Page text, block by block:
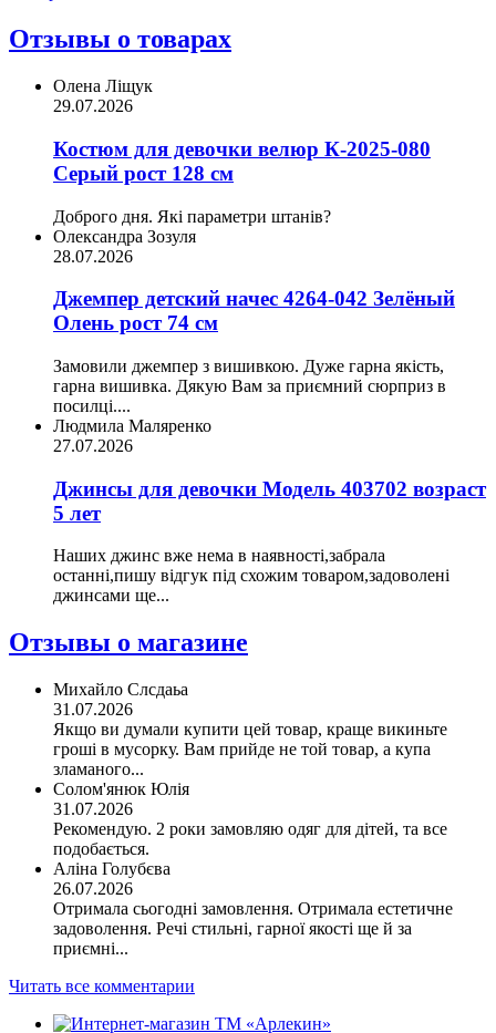
Отзывы о товарах
Олена Ліщук
29.07.2026
Костюм для девочки велюр К-2025-080
Серый рост 128 см
Доброго дня. Які параметри штанів?
Олександра Зозуля
28.07.2026
Джемпер детский начес 4264-042 Зелёный
Олень рост 74 см
Замовили джемпер з вишивкою. Дуже гарна якість,
гарна вишивка. Дякую Вам за приємний сюрприз в
посилці....
Людмила Маляренко
27.07.2026
Джинсы для девочки Модель 403702 возраст
5 лет
Наших джинс вже нема в наявності,забрала
останні,пишу відгук під схожим товаром,задоволені
джинсами ще...
Отзывы о магазине
Михайло Слсдаьа
31.07.2026
Якщо ви думали купити цей товар, краще викиньте
гроші в мусорку. Вам прийде не той товар, а купа
зламаного...
Солом'янюк Юлія
31.07.2026
Рекомендую. 2 роки замовляю одяг для дітей, та все
подобається.
Аліна Голубєва
26.07.2026
Отримала сьогодні замовлення. Отримала естетичне
задоволення. Речі стильні, гарної якості ще й за
приємні...
Читать все комментарии